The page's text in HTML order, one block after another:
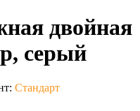
двойная
серый
Стандарт